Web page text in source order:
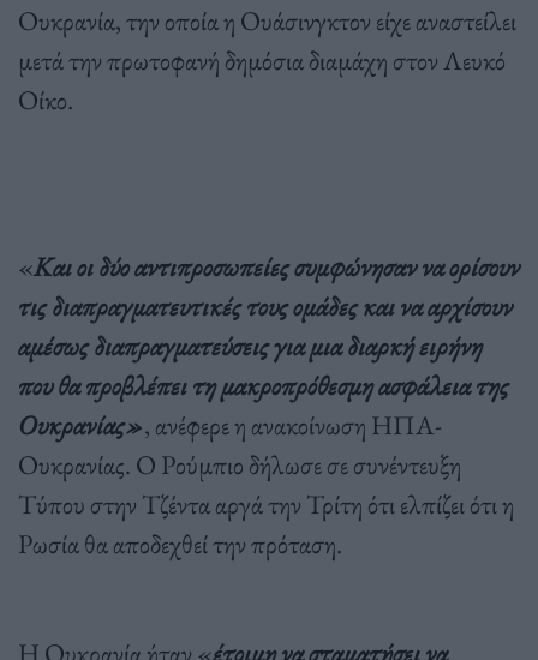
Ουκρανία, την οποία η Ουάσινγκτον είχε αναστείλει
μετά την πρωτοφανή δημόσια διαμάχη στον Λευκό
Οίκο.
«Και οι δύο αντιπροσωπείες συμφώνησαν να ορίσουν
τις διαπραγματευτικές τους ομάδες και να αρχίσουν
αμέσως διαπραγματεύσεις για μια διαρκή ειρήνη
που θα προβλέπει τη μακροπρόθεσμη ασφάλεια της
Ουκρανίας», ανέφερε η ανακοίνωση ΗΠΑ-
Ουκρανίας. Ο Ρούμπιο δήλωσε σε συνέντευξη
Τύπου στην Τζέντα αργά την Τρίτη ότι ελπίζει ότι η
Ρωσία θα αποδεχθεί την πρόταση.
Η Ουκρανία ήταν «έτοιμη να σταματήσει να